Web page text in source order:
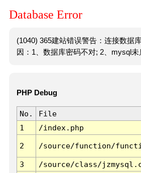
Database Error
(1040) 365建站错误警告：连接数据
因：1、数据库密码不对; 2、mysql未
PHP Debug
No. File
1
/index.php
2 /source/function/
3 /source/class/